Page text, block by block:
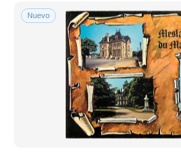
Sólo con descuento
Envío gratis
Métodos de pago
PayPal
Transferencia bancaria
Visa
Mastercard
Bancontact
Nuevo